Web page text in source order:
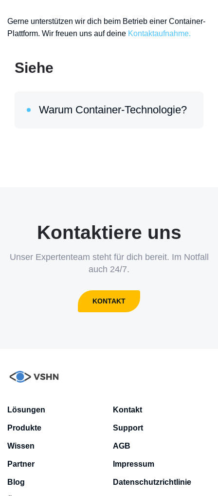
Gerne unterstützen wir dich beim Betrieb einer Container-
Plattform. Wir freuen uns auf deine Kontaktaufnahme.
Siehe
Warum Container-Technologie?
Kontaktiere uns
Unser Expertenteam steht für dich bereit. Im Notfall
auch 24/7.
KONTAKT
Lösungen
Produkte
Wissen
Partner
Blog
Kontakt
Support
AGB
Impressum
Datenschutzrichtlinie